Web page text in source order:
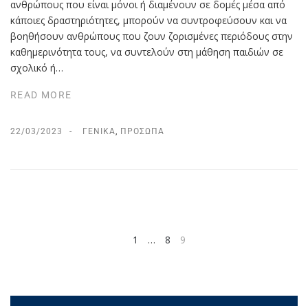
ανθρώπους που είναι μόνοι ή διαμένουν σε δομές μέσα από
κάποιες δραστηριότητες, μπορούν να συντροφεύσουν και να
βοηθήσουν ανθρώπους που ζουν ζορισμένες περιόδους στην
καθημερινότητα τους, να συντελούν στη μάθηση παιδιών σε
σχολικό ή…
READ MORE
22/03/2023 ΓΕΝΙΚΆ, ΠΡΌΣΩΠΑ
1 … 8 9